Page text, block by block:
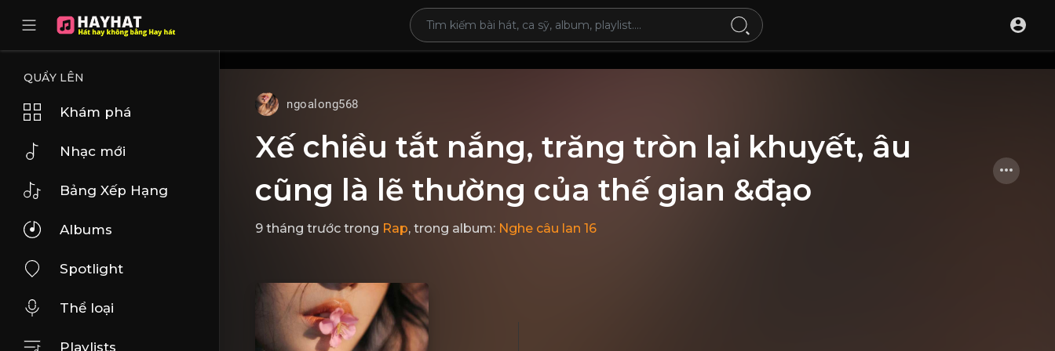
QUẨY LÊN
Khám phá
Nhạc mới
Bảng Xếp Hạng
Albums
Spotlight
Thể loại
Playlists
ngoalong568
Xế chiều tắt nắng, trăng tròn lại khuyết, âu
cũng là lẽ thường của thế gian &đạo
9 tháng trước trong Rap, trong album: Nghe câu lan 16